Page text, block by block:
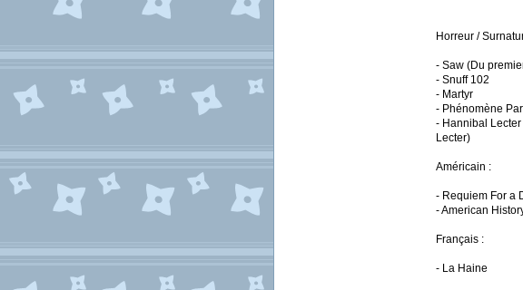
Horreur /
- Saw (Du
- Snuff 102
- Martyr
- Phénomène
- Hannibal
Lecter)
Américain :
- Requiem For a
- American
Français :
- La Haine